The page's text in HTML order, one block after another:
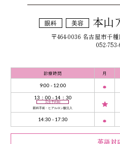
眼科 美容 本山
〒464-0036 名古屋市千
052-
診療時間 月
9:00 - 12:00
13：00 - 14：30
完全予約制
眼科手術・ヒアルロン酸注入
14:30 - 17:30
英語対